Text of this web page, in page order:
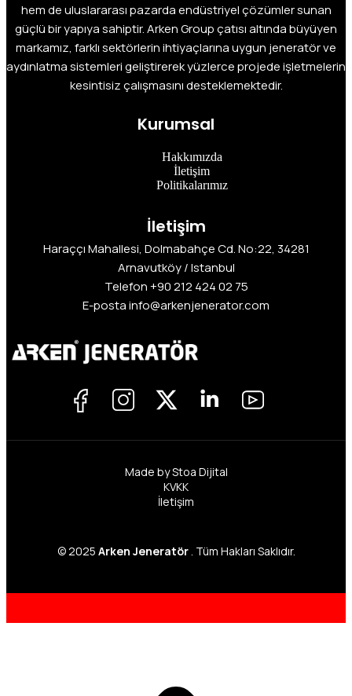
hem de uluslararası pazarda endüstriyel çözümler sunan
güçlü bir yapıya sahiptir. Arken Group çatısı altında büyüyen
markamız, farklı sektörlerin ihtiyaçlarına uygun jeneratör ve
aydınlatma sistemleri geliştirerek yüzlerce projede işletmelerin
kesintisiz çalışmasını desteklemektedir.
Kurumsal
Hakkımızda
İletişim
Politikalarımız
İletişim
Haraççı Mahallesi, Dolmabahçe Cd. No:22, 34281
Arnavutköy / Istanbul
Telefon+90 212 424 02 75
E-posta info@arkenjenerator.com
© 2025 Arken Jeneratör. Tüm Hakları Saklıdır.
Made by Stoa Dijital
KVKK
İletişim